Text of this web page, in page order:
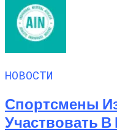
НОВОСТИ
Спортсмены
Участвовать